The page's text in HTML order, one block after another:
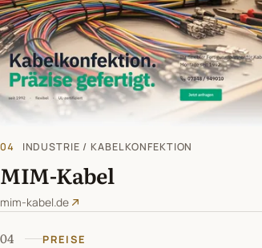
04 INDUSTRIE / KABELKONFEKTION
MIM-Kabel
mim-kabel.de
04 PREISE